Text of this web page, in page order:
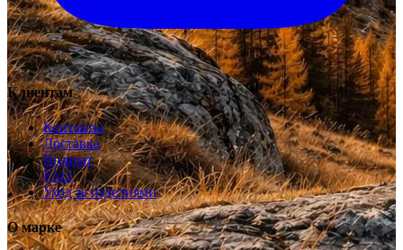
Клиентам
Контакты
Доставка
Возврат
FAQ
Уход за изделиями
О марке